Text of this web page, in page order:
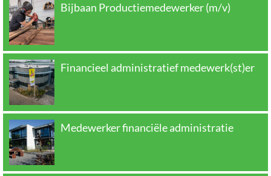
Bijbaan Productiemedewerker (m/v)
Financieel administratief medewerk(st)er
Medewerker financiële administratie